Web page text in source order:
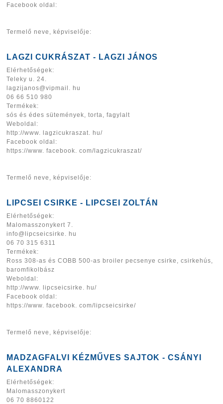
Facebook oldal:
Termelő neve, képviselője:
LAGZI CUKRÁSZAT - LAGZI JÁNOS
Elérhetőségek:
Teleky u. 24.
lagzijanos@vipmail. hu
06 66 510 980
Termékek:
sós és édes sütemények, torta, fagylalt
Weboldal:
http://www. lagzicukraszat. hu/
Facebook oldal:
https://www. facebook. com/lagzicukraszat/
Termelő neve, képviselője:
LIPCSEI CSIRKE - LIPCSEI ZOLTÁN
Elérhetőségek:
Malomasszonykert 7.
info@lipcseicsirke. hu
06 70 315 6311
Termékek:
Ross 308-as és COBB 500-as broiler pecsenye csirke, csirkehús,
baromfikolbász
Weboldal:
http://www. lipcseicsirke. hu/
Facebook oldal:
https://www. facebook. com/lipcseicsirke/
Termelő neve, képviselője:
MADZAGFALVI KÉZMŰVES SAJTOK - CSÁNYI
ALEXANDRA
Elérhetőségek:
Malomasszonykert
06 70 8860122